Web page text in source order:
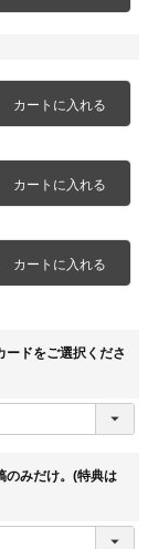
カートに入れる
カートに入れる
カートに入れる
ードをご選択くださ
のみだけ。(特典は